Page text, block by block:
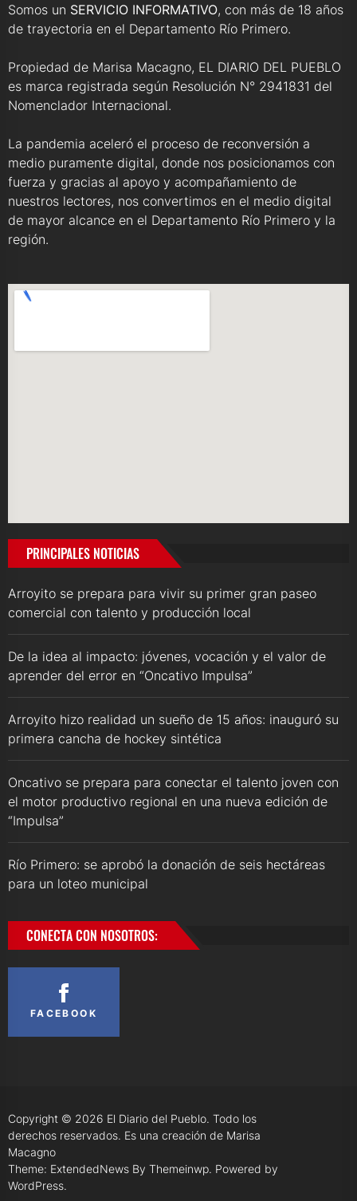
Somos un SERVICIO INFORMATIVO, con más de 18 años
de trayectoria en el Departamento Río Primero.
Propiedad de Marisa Macagno, EL DIARIO DEL PUEBLO
es marca registrada según Resolución N° 2941831 del
Nomenclador Internacional.
La pandemia aceleró el proceso de reconversión a
medio puramente digital, donde nos posicionamos con
fuerza y gracias al apoyo y acompañamiento de
nuestros lectores, nos convertimos en el medio digital
de mayor alcance en el Departamento Río Primero y la
región.
PRINCIPALES NOTICIAS
Arroyito se prepara para vivir su primer gran paseo
comercial con talento y producción local
De la idea al impacto: jóvenes, vocación y el valor de
aprender del error en “Oncativo Impulsa”
Arroyito hizo realidad un sueño de 15 años: inauguró su
primera cancha de hockey sintética
Oncativo se prepara para conectar el talento joven con
el motor productivo regional en una nueva edición de
“Impulsa”
Río Primero: se aprobó la donación de seis hectáreas
para un loteo municipal
CONECTA CON NOSOTROS:
FACEBOOK
Copyright © 2026 El Diario del Pueblo. Todo los
derechos reservados. Es una creación de Marisa
Macagno
Theme: ExtendedNews By Themeinwp. Powered by
WordPress.